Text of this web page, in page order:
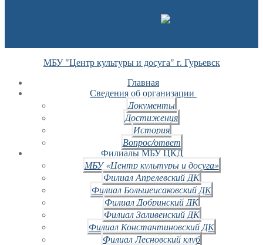
МБУ "Центр культуры и досуга" г. Гурьевск
Главная
Сведения об организации
Документы
Достижения
История
Вопрос/ответ
Филиалы МБУ ЦКД
МБУ «Центр культуры и досуга»
Филиал Апрелевский ДК
Филиал Большеисаковский ДК
Филиал Добринский ДК
Филиал Заливенский ДК
Филиал Константиновский ДК
Филиал Лесновский клуб